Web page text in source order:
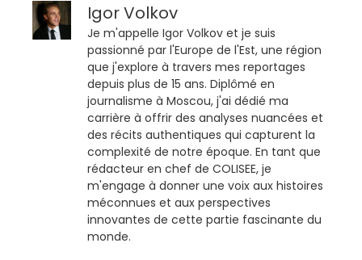
Igor Volkov
Je m'appelle Igor Volkov et je suis
passionné par l'Europe de l'Est, une région
que j'explore à travers mes reportages
depuis plus de 15 ans. Diplômé en
journalisme à Moscou, j'ai dédié ma
carrière à offrir des analyses nuancées et
des récits authentiques qui capturent la
complexité de notre époque. En tant que
rédacteur en chef de COLISEE, je
m'engage à donner une voix aux histoires
méconnues et aux perspectives
innovantes de cette partie fascinante du
monde.